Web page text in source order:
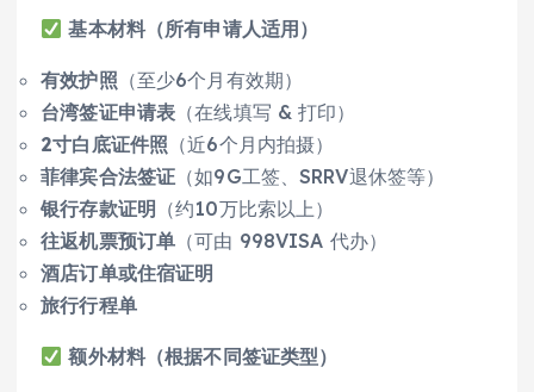
基本材料（所有申请人适用）
有效护照 （至少6个月有效期）
台湾签证申请表 （在线填写 & 打印）
2寸白底证件照 （近6个月内拍摄）
菲律宾合法签证 （如9G工签、SRRV退休签等）
银行存款证明 （约10万比索以上）
往返机票预订单 （可由 998VISA 代办）
酒店订单或住宿证明
旅行行程单
额外材料（根据不同签证类型）